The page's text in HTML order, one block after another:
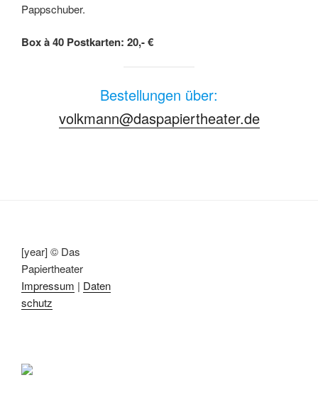
Pappschuber.
Box à 40 Postkarten: 20,- €
Bestellungen über:
volkmann@daspapiertheater.de
[year] © Das
Papiertheater
Impressum | Daten
schutz